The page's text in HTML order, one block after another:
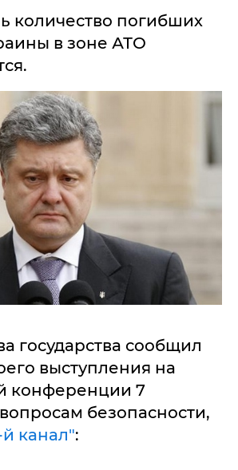
количество погибших
в зоне АТО
государства сообщил
выступления на
конференции 7
безопасности,
й канал":